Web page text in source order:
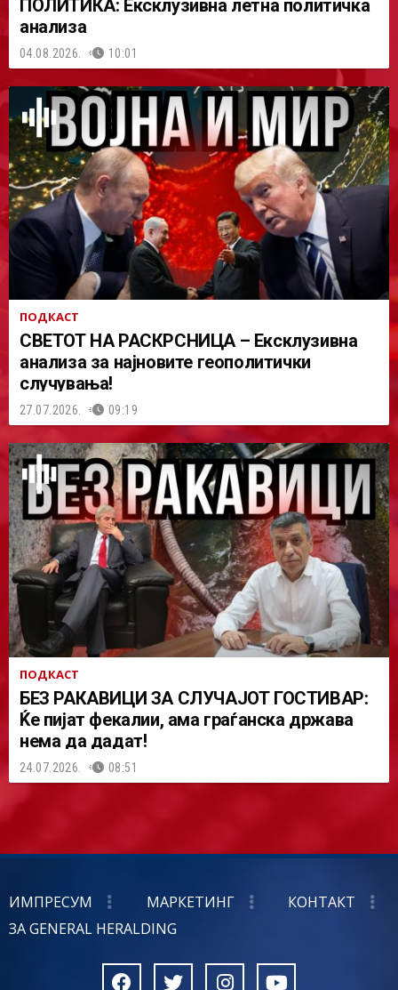
ПОЛИТИКА: Ексклузивна летна политичка
анализа
04.08.2026. 10:01
ПОДКАСТ
СВЕТОТ НА РАСКРСНИЦА – Ексклузивна
анализа за најновите геополитички
случувања!
27.07.2026. 09:19
ПОДКАСТ
БЕЗ РАКАВИЦИ ЗА СЛУЧАЈОТ ГОСТИВАР:
Ќе пијат фекалии, ама граѓанска држава
нема да дадат!
24.07.2026. 08:51
ИМПРЕСУМ МАРКЕТИНГ
КОНТАКТ
ЗА GENERAL HERALDING